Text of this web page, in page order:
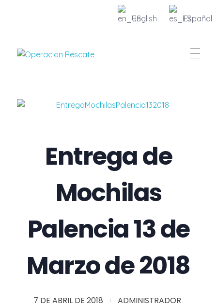
English Español
Entrega de
Mochilas
Palencia 13 de
Marzo de 2018
7 DE ABRIL DE 2018
ADMINISTRADOR